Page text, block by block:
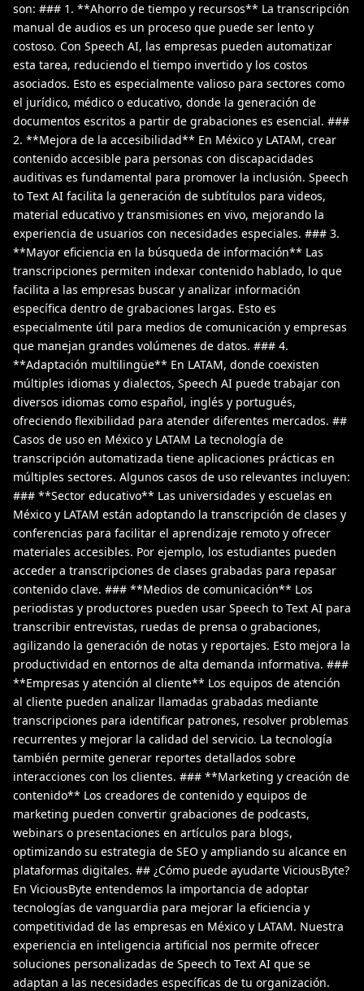
son: ### 1. **Ahorro de tiempo y recursos** La transcripción
manual de audios es un proceso que puede ser lento y
costoso. Con Speech AI, las empresas pueden automatizar
esta tarea, reduciendo el tiempo invertido y los costos
asociados. Esto es especialmente valioso para sectores como
el jurídico, médico o educativo, donde la generación de
documentos escritos a partir de grabaciones es esencial. ###
2. **Mejora de la accesibilidad** En México y LATAM, crear
contenido accesible para personas con discapacidades
auditivas es fundamental para promover la inclusión. Speech
to Text AI facilita la generación de subtítulos para videos,
material educativo y transmisiones en vivo, mejorando la
experiencia de usuarios con necesidades especiales. ### 3.
**Mayor eficiencia en la búsqueda de información** Las
transcripciones permiten indexar contenido hablado, lo que
facilita a las empresas buscar y analizar información
específica dentro de grabaciones largas. Esto es
especialmente útil para medios de comunicación y empresas
que manejan grandes volúmenes de datos. ### 4.
**Adaptación multilingüe** En LATAM, donde coexisten
múltiples idiomas y dialectos, Speech AI puede trabajar con
diversos idiomas como español, inglés y portugués,
ofreciendo flexibilidad para atender diferentes mercados. ##
Casos de uso en México y LATAM La tecnología de
transcripción automatizada tiene aplicaciones prácticas en
múltiples sectores. Algunos casos de uso relevantes incluyen:
### **Sector educativo** Las universidades y escuelas en
México y LATAM están adoptando la transcripción de clases y
conferencias para facilitar el aprendizaje remoto y ofrecer
materiales accesibles. Por ejemplo, los estudiantes pueden
acceder a transcripciones de clases grabadas para repasar
contenido clave. ### **Medios de comunicación** Los
periodistas y productores pueden usar Speech to Text AI para
transcribir entrevistas, ruedas de prensa o grabaciones,
agilizando la generación de notas y reportajes. Esto mejora la
productividad en entornos de alta demanda informativa. ###
**Empresas y atención al cliente** Los equipos de atención
al cliente pueden analizar llamadas grabadas mediante
transcripciones para identificar patrones, resolver problemas
recurrentes y mejorar la calidad del servicio. La tecnología
también permite generar reportes detallados sobre
interacciones con los clientes. ### **Marketing y creación de
contenido** Los creadores de contenido y equipos de
marketing pueden convertir grabaciones de podcasts,
webinars o presentaciones en artículos para blogs,
optimizando su estrategia de SEO y ampliando su alcance en
plataformas digitales. ## ¿Cómo puede ayudarte ViciousByte?
En ViciousByte entendemos la importancia de adoptar
tecnologías de vanguardia para mejorar la eficiencia y
competitividad de las empresas en México y LATAM. Nuestra
experiencia en inteligencia artificial nos permite ofrecer
soluciones personalizadas de Speech to Text AI que se
adaptan a las necesidades específicas de tu organización.